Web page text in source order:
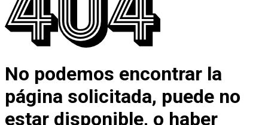
No podemos encontrar la
página solicitada, puede no
estar disponible, o haber